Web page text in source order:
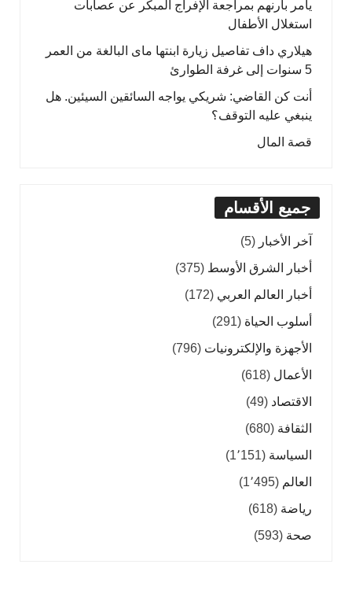
يأمر بارنهم بمراجعة الإفراج المبكر عن عصابات
استغلال الأطفال
هيلاري داف تفاصيل زيارة ابنتها ماى البالغة من العمر
5 سنوات إلى غرفة الطوارئ
أنت كن القاضي: شريكي يواجه السائقين السيئين. هل
ينبغي عليه التوقف؟
قصة المال
جميع الأقسام
آخر الأخبار (5)
أخبار الشرق الأوسط (375)
أخبار العالم العربي (172)
أسلوب الحياة (291)
الأجهزة والإلكترونيات (796)
الأعمال (618)
الاقتصاد (49)
الثقافة (680)
السياسة (1٬151)
العالم (1٬495)
رياضة (618)
صحة (593)